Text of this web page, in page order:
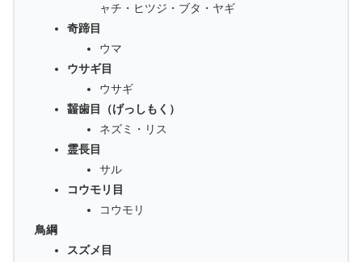
ャチ・ヒツジ・ブタ・ヤギ
奇蹄目
ウマ
ウサギ目
ウサギ
齧歯目（げっしもく）
ネズミ・リス
霊長目
サル
コウモリ目
コウモリ
鳥綱
スズメ目